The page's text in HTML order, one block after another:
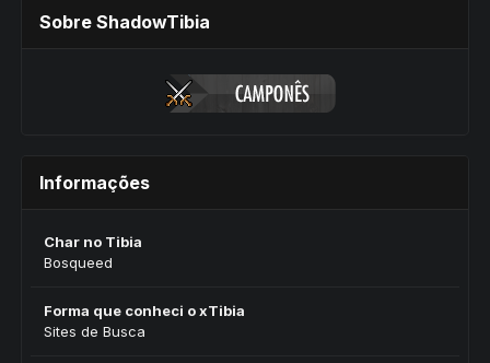
Sobre ShadowTibia
Informações
Char no Tibia
Bosqueed
Forma que conheci o xTibia
Sites de Busca